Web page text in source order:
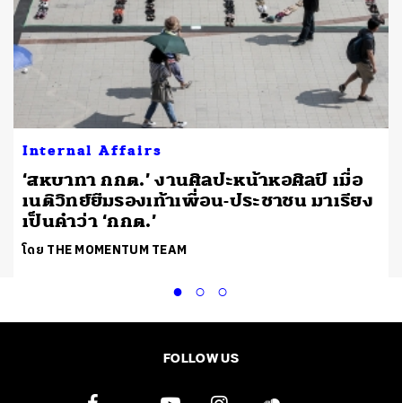
Internal Affairs
‘สหบาทา กกต.’ งานศิลปะหน้าหอศิลป์ เมื่อ
เนติวิทย์ยืมรองเท้าเพื่อน-ประชาชน มาเรียง
เป็นคำว่า ‘กกต.’
โดย THE MOMENTUM TEAM
FOLLOW US